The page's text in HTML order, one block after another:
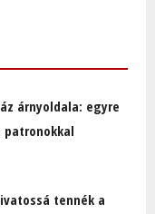
árnyoldala: egyre
patronokkal
tennék a